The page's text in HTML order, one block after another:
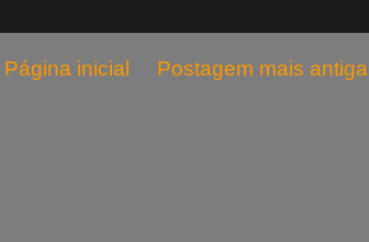
Postagem mais antiga
Página inicial